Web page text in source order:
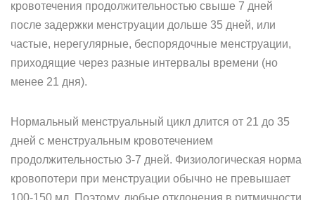
кровотечения продолжительностью свыше 7 дней
после задержки менструации дольше 35 дней, или
частые, нерегулярные, беспорядочные менструации,
приходящие через разные интервалы времени (но
менее 21 дня).
Нормальный менструальный цикл длится от 21 до 35
дней с менструальным кровотечением
продолжительностью 3-7 дней. Физиологическая норма
кровопотери при менструации обычно не превышает
100-150 мл. Поэтому, любые отклонения в ритмичности,